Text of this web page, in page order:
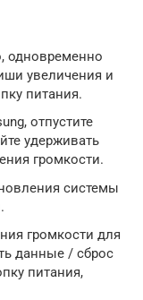
одновременно
увеличения и
питания.
отпустите
удерживать
громкости.
системы
громкости для
данные / сброс
питания,